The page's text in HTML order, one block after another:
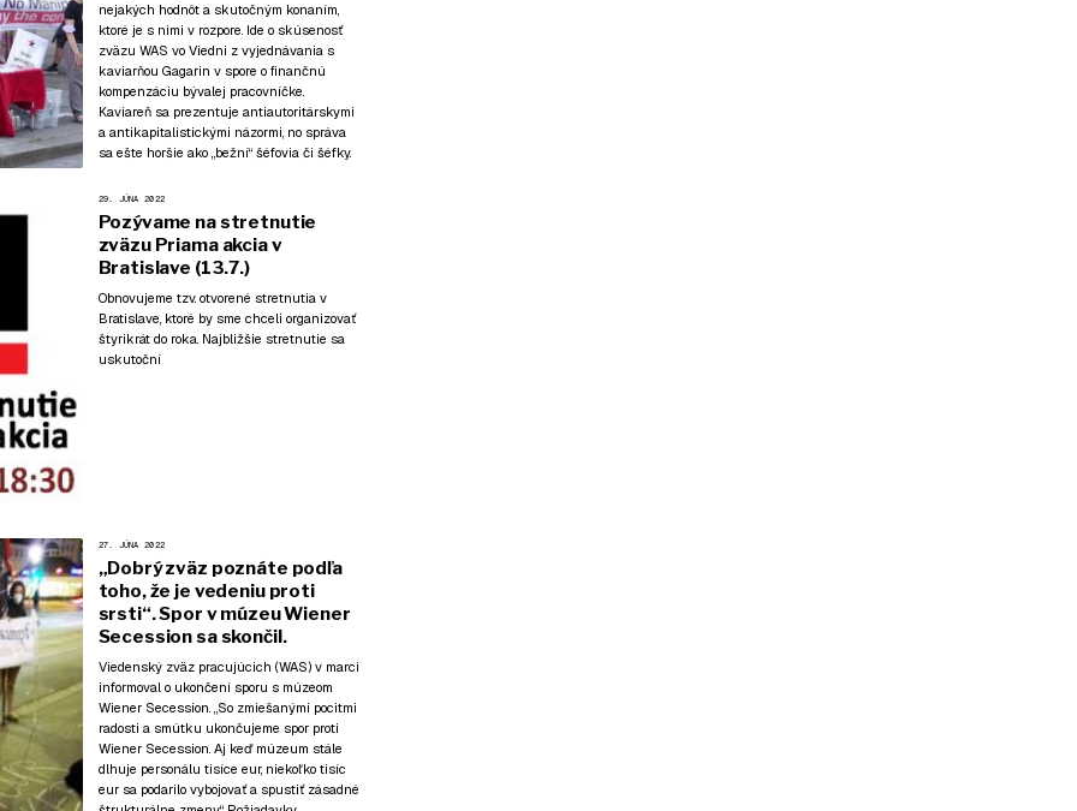
nejakých hodnôt a skutočným konaním,
ktoré je s nimi v rozpore. Ide o skúsenosť
zväzu WAS vo Viedni z vyjednávania s
kaviarňou Gagarin v spore o finančnú
kompenzáciu bývalej pracovníčke.
Kaviareň sa prezentuje antiautoritárskymi
a antikapitalistickými názormi, no správa
sa ešte horšie ako „bežní“ šéfovia či šéfky.
29. JÚNA 2022
Pozývame na stretnutie
zväzu Priama akcia v
Bratislave (13.7.)
Obnovujeme tzv. otvorené stretnutia v
Bratislave, ktoré by sme chceli organizovať
štyrikrát do roka. Najbližšie stretnutie sa
uskutoční
27. JÚNA 2022
„Dobrý zväz poznáte podľa
toho, že je vedeniu proti
srsti“. Spor v múzeu Wiener
Secession sa skončil.
Viedenský zväz pracujúcich (WAS) v marci
informoval o ukončení sporu s múzeom
Wiener Secession. „So zmiešanými pocitmi
radosti a smútku ukončujeme spor proti
Wiener Secession. Aj keď múzeum stále
dlhuje personálu tisíce eur, niekoľko tisíc
eur sa podarilo vybojovať a spustiť zásadné